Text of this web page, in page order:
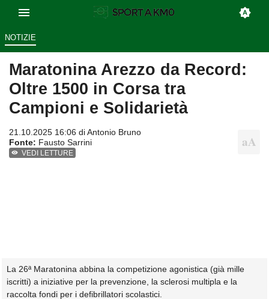
NOTIZIE
Maratonina Arezzo da Record:
Oltre 1500 in Corsa tra
Campioni e Solidarietà
21.10.2025 16:06 diAntonio Bruno
Fonte: Fausto Sarrini
VEDI LETTURE
La 26ª Maratonina abbina la competizione agonistica (già mille
iscritti) a iniziative per la prevenzione, la sclerosi multipla e la
raccolta fondi per i defibrillatori scolastici.